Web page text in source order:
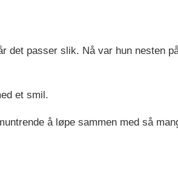
det passer slik. Nå var hun nesten
et smil.
å løpe sammen med så